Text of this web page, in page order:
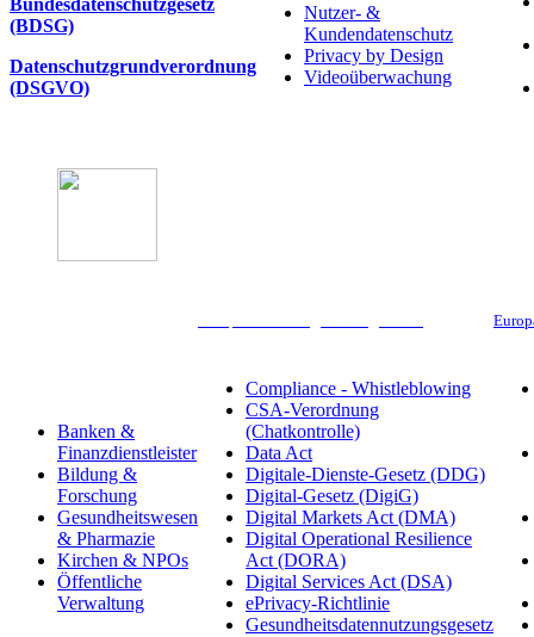
Bundesdatenschutzgesetz
(BDSG)
Datenschutzgrundverordnung
(DSGVO)
Nutzer- &
Kundendatenschutz
Privacy by Design
Videoüberwachung
Banken &
Finanzdienstleister
Bildung &
Forschung
Gesundheitswesen
& Pharmazie
Kirchen & NPOs
Öffentliche
Verwaltung
Compliance - Whistleblowing
CSA-Verordnung
(Chatkontrolle)
Data Act
Digitale-Dienste-Gesetz (DDG)
Digital-Gesetz (DigiG)
Digital Markets Act (DMA)
Digital Operational Resilience
Act (DORA)
Digital Services Act (DSA)
ePrivacy-Richtlinie
Gesundheitsdatennutzungsgesetz